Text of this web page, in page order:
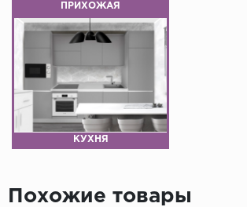
ПРИХОЖАЯ
КУХНЯ
Похожие товары